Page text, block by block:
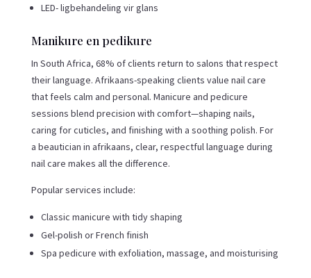
LED- ligbehandeling vir glans
Manikure en pedikure
In South Africa, 68% of clients return to salons that respect
their language. Afrikaans-speaking clients value nail care
that feels calm and personal. Manicure and pedicure
sessions blend precision with comfort—shaping nails,
caring for cuticles, and finishing with a soothing polish. For
a beautician in afrikaans, clear, respectful language during
nail care makes all the difference.
Popular services include:
Classic manicure with tidy shaping
Gel-polish or French finish
Spa pedicure with exfoliation, massage, and moisturising